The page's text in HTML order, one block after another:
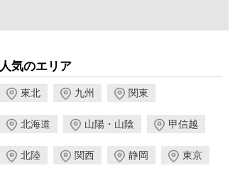
人気のエリア
東北 九州 関東
北海道 山陽・山陰 甲信越
北陸 関西 静岡 東京